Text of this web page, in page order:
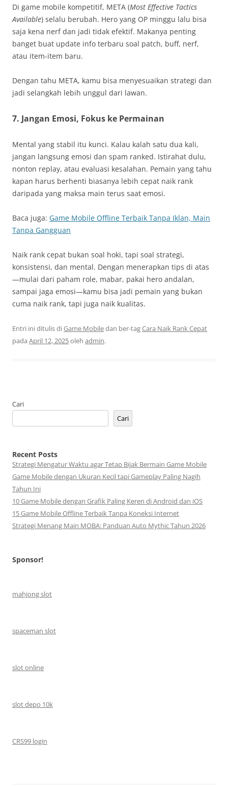
Di game mobile kompetitif, META (Most Effective Tactics
Available) selalu berubah. Hero yang OP minggu lalu bisa
saja kena nerf dan jadi tidak efektif. Makanya penting
banget buat update info terbaru soal patch, buff, nerf,
atau item-item baru.
Dengan tahu META, kamu bisa menyesuaikan strategi dan
jadi selangkah lebih unggul dari lawan.
7. Jangan Emosi, Fokus ke Permainan
Mental yang stabil itu kunci. Kalau kalah satu dua kali,
jangan langsung emosi dan spam ranked. Istirahat dulu,
nonton replay, atau evaluasi kesalahan. Pemain yang tahu
kapan harus berhenti biasanya lebih cepat naik rank
daripada yang maksa main terus saat emosi.
Baca juga: Game Mobile Offline Terbaik Tanpa Iklan, Main
Tanpa Gangguan
Naik rank cepat bukan soal hoki, tapi soal strategi,
konsistensi, dan mental. Dengan menerapkan tips di atas
—mulai dari paham role, mabar, pakai hero andalan,
sampai jaga emosi—kamu bisa jadi pemain yang bukan
cuma naik rank, tapi juga naik kualitas.
Entri ini ditulis diGame Mobiledan ber-tagCara Naik Rank Cepat
pada April 12, 2025oleh admin.
Cari
Cari
Recent Posts
Strategi Mengatur Waktu agar Tetap Bijak Bermain Game Mobile
Game Mobile dengan Ukuran Kecil tapi Gameplay Paling Nagih
Tahun Ini
10 Game Mobile dengan Grafik Paling Keren di Android dan iOS
15 Game Mobile Offline Terbaik Tanpa Koneksi Internet
Strategi Menang Main MOBA: Panduan Auto Mythic Tahun 2026
Sponsor!
mahjong slot
spaceman slot
slot online
slot depo 10k
CRS99 login